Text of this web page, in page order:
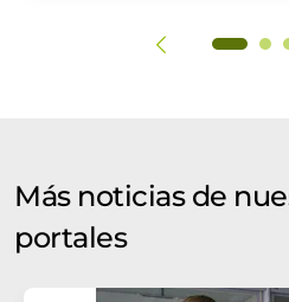
Más noticias de
portales